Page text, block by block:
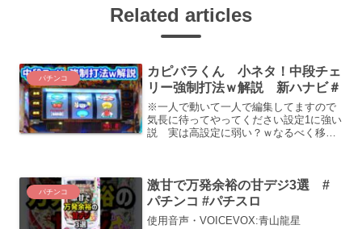
Related articles
パチンコ
カピバラくん 小ネタ！中段チェ
リー強制打法ｗ解説 新ハナビ＃
※一人で動いて一人で編集してますので
気長に待ってやってください設定1に強い
説 実は高設定に弱い？ｗなるべく移動
バーサス サン...
パチンコ
激甘で万発余裕の甘デジ3選 #
パチンコ #パチスロ
使用音声・VOICEVOX:青山龍星